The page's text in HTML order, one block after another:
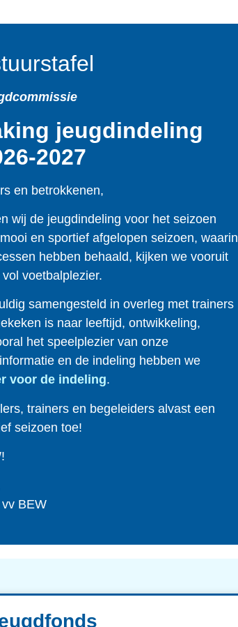
jeugdindeling
2027
en betrokkenen,
wij de jeugdindeling voor het seizoen
en sportief afgelopen seizoen, waarin
hebben behaald, kijken we vooruit
voetbalplezier.
samengesteld in overleg met trainers
is naar leeftijd, ontwikkeling,
het speelplezier van onze
en de indeling hebben we
voor de indeling.
trainers en begeleiders alvast een
seizoen toe!
BEW